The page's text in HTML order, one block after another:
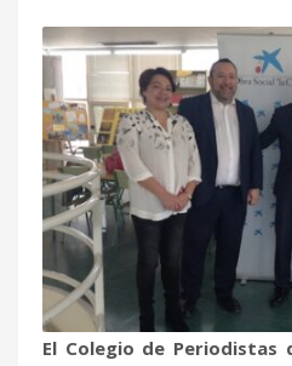
El Colegio de Periodistas